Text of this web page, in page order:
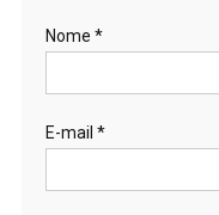
Nome *
E-mail *